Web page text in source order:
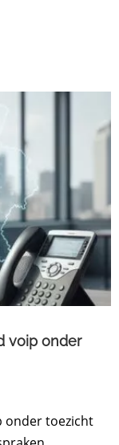
voip onder
onder toezicht